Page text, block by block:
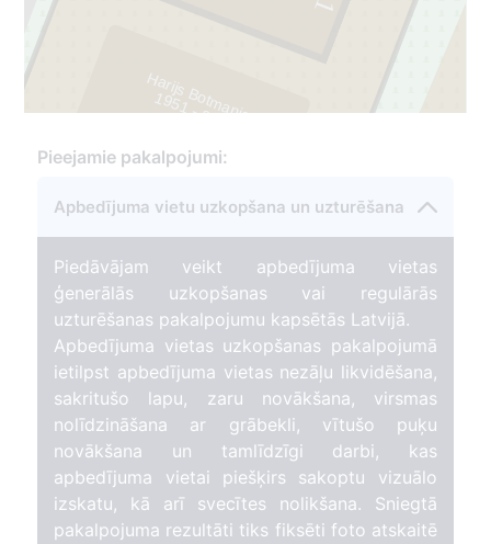
1
Harijs Botmanis
1951- 201
3
Pieejamie pakalpojumi:
Apbedījuma vietu uzkopšana un uzturēšana
Piedāvājam veikt apbedījuma vietas
ģenerālās uzkopšanas vai regulārās
uzturēšanas pakalpojumu kapsētās Latvijā.
Apbedījuma vietas uzkopšanas pakalpojumā
ietilpst apbedījuma vietas nezāļu likvidēšana,
sakritušo lapu, zaru novākšana, virsmas
nolīdzināšana ar grābekli, vītušo puķu
novākšana un tamlīdzīgi darbi, kas
apbedījuma vietai piešķirs sakoptu vizuālo
izskatu, kā arī svecītes nolikšana. Sniegtā
pakalpojuma rezultāti tiks fiksēti foto atskaitē